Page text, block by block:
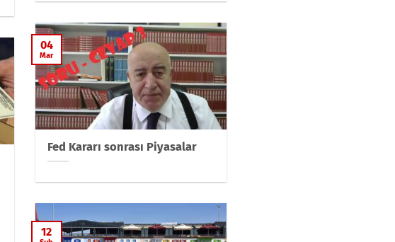
Fed Kararı sonrası Piyasalar
04
Mar
12